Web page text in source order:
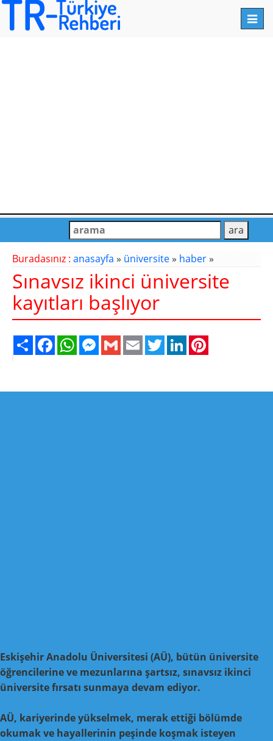
Buradasınız : anasayfa » üniversite» haber»
Sınavsız ikinci üniversite
kayıtları başlıyor
Share FacebookWhatsAppMessenger
Gmail Email TwitterLinkedIn
Eskişehir Anadolu Üniversitesi (AÜ), bütün üniversite
öğrencilerine ve mezunlarına şartsız, sınavsız ikinci
üniversite fırsatı sunmaya devam ediyor.
AÜ, kariyerinde yükselmek, merak ettiği bölümde
okumak ve hayallerinin peşinde koşmak isteyen